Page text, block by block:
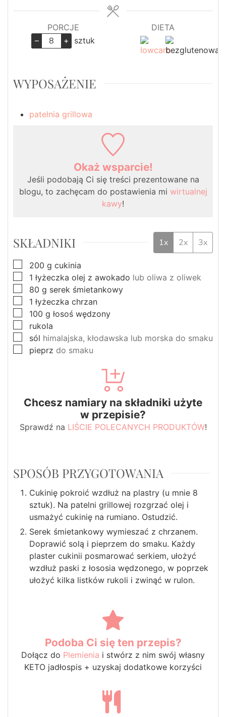
PORCJE
–
+ sztuk
DIETA
WYPOSAŻENIE
patelnia grillowa
Okaż wsparcie!
Jeśli podobają Ci się treści prezentowane na
blogu, to zachęcam do postawienia mi wirtualnej
kawy!
SKŁADNIKI 1x 2x 3x
▢
200 g cukinia
▢
1 łyżeczka olej z awokado lub oliwa z oliwek
▢
80 g serek śmietankowy
▢
1 łyżeczka chrzan
▢
100 g łosoś wędzony
▢
rukola
▢
sól himalajska, kłodawska lub morska do smaku
▢
pieprz do smaku
Chcesz namiary na składniki użyte
w przepisie?
Sprawdź na LIŚCIE POLECANYCH PRODUKTÓW!
SPOSÓB PRZYGOTOWANIA
Cukinię pokroić wzdłuż na plastry (u mnie 8
sztuk). Na patelni grillowej rozgrzać olej i
usmażyć cukinię na rumiano. Ostudzić.
Serek śmietankowy wymieszać z chrzanem.
Doprawić solą i pieprzem do smaku. Każdy
plaster cukinii posmarować serkiem, ułożyć
wzdłuż paski z łososia wędzonego, w poprzek
ułożyć kilka listków rukoli i zwinąć w rulon.
Podoba Ci się ten przepis?
Dołącz do Plemienia i stwórz z nim swój własny
KETO jadłospis + uzyskaj dodatkowe korzyści